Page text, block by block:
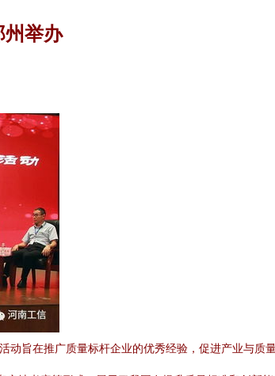
州举办
动旨在推广质量标杆企业的优秀经验，促进产业与质